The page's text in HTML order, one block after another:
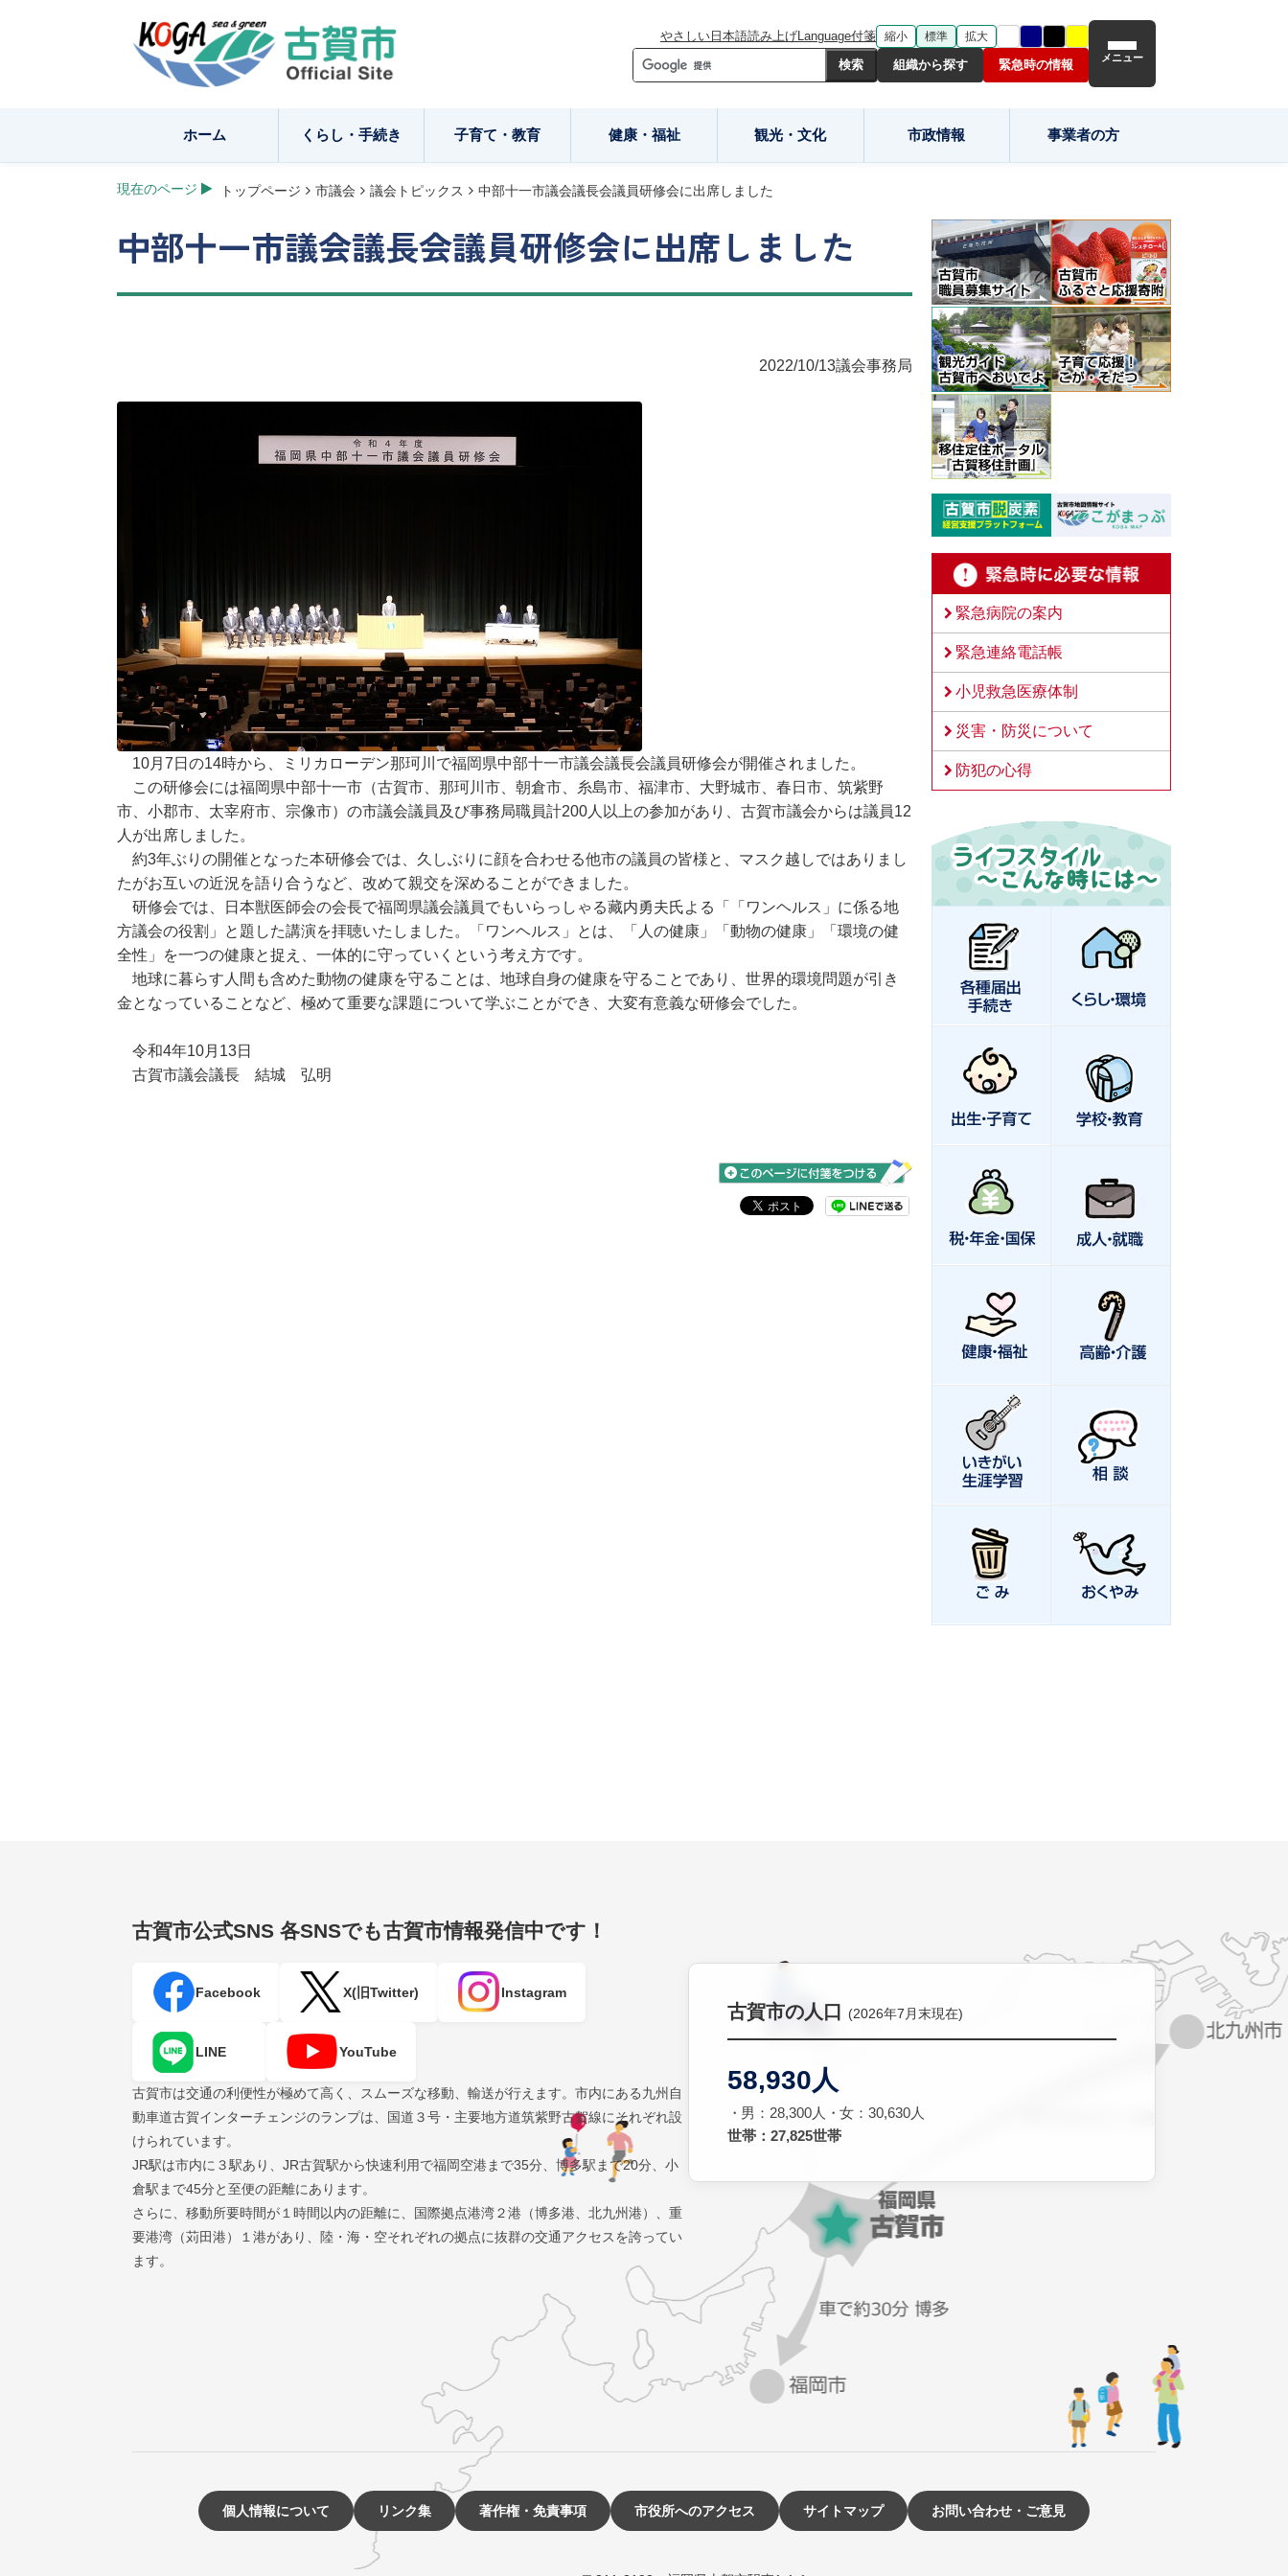
やさしい日本語読み上げLanguage付箋 縮小 標準 拡大
組織から探す 緊急時の情報 メニュー
ホーム くらし・手続き 子育て・教育 健康・福祉 観光・文化 市政情報 事業者の方
現在のページ トップページ 市議会 議会トピックス 中部十一市議会議長会議員研修会に出席しました
中部十一市議会議長会議員研修会に出席しました
2022/10/13議会事務局
10月7日の14時から、ミリカローデン那珂川で福岡県中部十一市議会議長会議員研修会が開催されました。
この研修会には福岡県中部十一市（古賀市、那珂川市、朝倉市、糸島市、福津市、大野城市、春日市、筑紫野
市、小郡市、太宰府市、宗像市）の市議会議員及び事務局職員計200人以上の参加があり、古賀市議会からは議員12
人が出席しました。
約3年ぶりの開催となった本研修会では、久しぶりに顔を合わせる他市の議員の皆様と、マスク越しではありまし
たがお互いの近況を語り合うなど、改めて親交を深めることができました。
研修会では、日本獣医師会の会長で福岡県議会議員でもいらっしゃる藏内勇夫氏よる「「ワンヘルス」に係る地
方議会の役割」と題した講演を拝聴いたしました。「ワンヘルス」とは、「人の健康」「動物の健康」「環境の健
全性」を一つの健康と捉え、一体的に守っていくという考え方です。
地球に暮らす人間も含めた動物の健康を守ることは、地球自身の健康を守ることであり、世界的環境問題が引き
金となっていることなど、極めて重要な課題について学ぶことができ、大変有意義な研修会でした。
令和4年10月13日
古賀市議会議長 結城 弘明
緊急病院の案内
緊急連絡電話帳
小児救急医療体制
災害・防災について
防犯の心得
古賀市公式SNS 各SNSでも古賀市情報発信中です！
Facebook X(旧Twitter) Instagram
LINE YouTube
古賀市は交通の利便性が極めて高く、スムーズな移動、輸送が行えます。市内にある九州自
動車道古賀インターチェンジのランプは、国道３号・主要地方道筑紫野古賀線にそれぞれ設
けられています。
JR駅は市内に３駅あり、JR古賀駅から快速利用で福岡空港まで35分、博多駅まで20分、小
倉駅まで45分と至便の距離にあります。
さらに、移動所要時間が１時間以内の距離に、国際拠点港湾２港（博多港、北九州港）、重
要港湾（苅田港）１港があり、陸・海・空それぞれの拠点に抜群の交通アクセスを誇ってい
ます。
古賀市の人口 (2026年7月末現在)
58,930人
男：28,300人
女：30,630人
世帯：27,825世帯
個人情報について リンク集 著作権・免責事項 市役所へのアクセス サイトマップ お問い合わせ・ご意見